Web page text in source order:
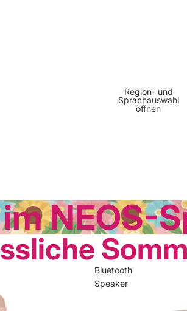
Region- und
Sprachauswahl
öffnen
NEOS-
Bluetooth
Speaker